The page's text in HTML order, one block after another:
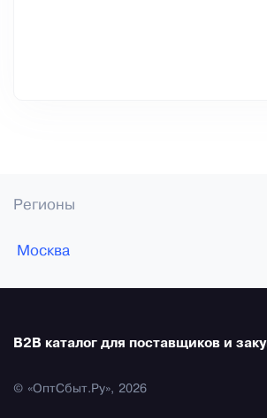
Регионы
Москва
B2B каталог для поставщиков и
© «ОптСбыт.Ру», 2026